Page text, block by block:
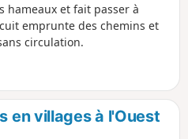
hameaux et fait passer à
emprunte des chemins et
circulation.
en villages à l'Ouest